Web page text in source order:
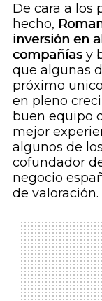
De cara a los
hecho,
inversión en
compañíasy
que algunas
próximo
en pleno
buen equipo
mejor
algunos de
cofundador
negocio
de valoración.